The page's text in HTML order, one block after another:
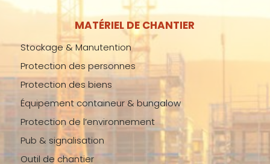
MATÉRIEL DE CHANTIER
Stockage & Manutention
Protection des personnes
Protection des biens
Équipement containeur & bungalow
Protection de l’environnement
Pub & signalisation
Outil de chantier